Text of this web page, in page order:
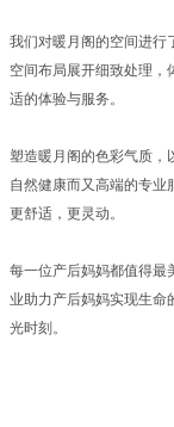
我们对暖月阁的空间进行
空间布局展开细致处理，
适的体验与服务。
塑造暖月阁的色彩气质，
自然健康而又高端的专业
更舒适，更灵动。
每一位产后妈妈都值得最
业助力产后妈妈实现生命
光时刻。